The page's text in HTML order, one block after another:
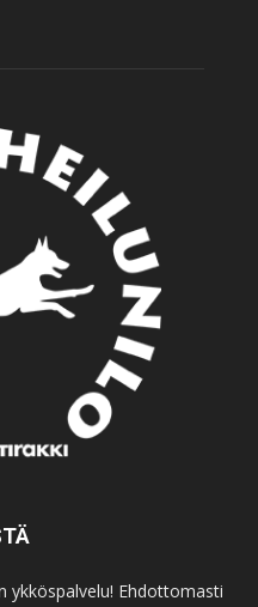
ykköspalvelu! Ehdottomasti